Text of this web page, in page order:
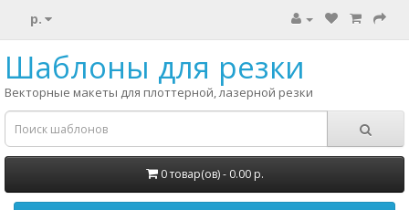
р.
Шаблоны для резки
Векторные макеты для плоттерной, лазерной резки
0 товар(ов) - 0.00 р.